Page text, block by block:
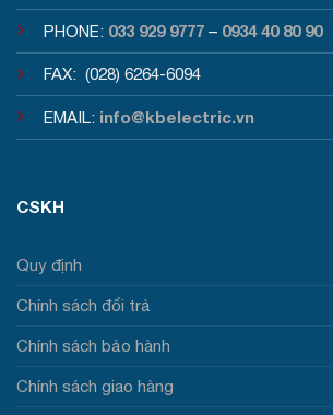
PHONE: 033 929 9777 – 0934 40 80 90
FAX: (028) 6264-6094
EMAIL: info@kbelectric.vn
CSKH
Quy định
Chính sách đổi trả
Chính sách bảo hành
Chính sách giao hàng